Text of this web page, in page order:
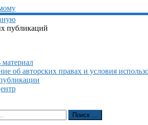
публикаций
об авторских правах и условия
Поиск …